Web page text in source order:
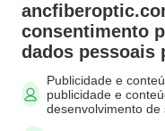
Mpo Cabo de fibra
óptica
consentimento
dados pessoais
Publicidade e
publicidade e
desenvolvimento de